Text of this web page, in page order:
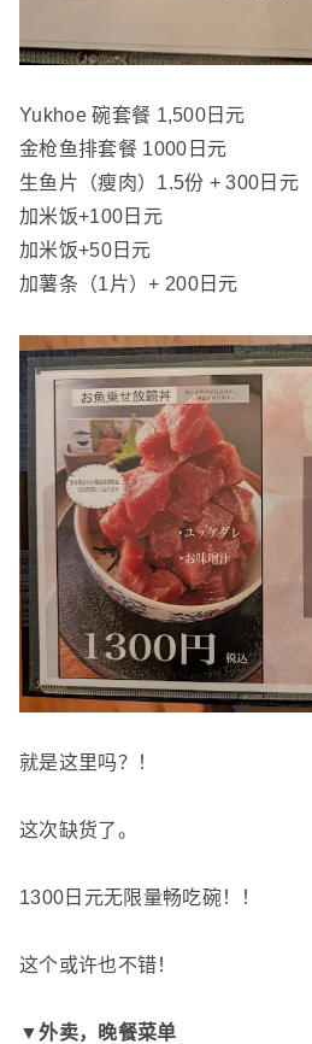
Yukhoe 碗套餐 1,500日元
金枪鱼排套餐 1000日元
生鱼片（瘦肉）1.5份 + 300日元
加米饭+100日元
加米饭+50日元
加薯条（1片）+ 200日元
就是这里吗？！
这次缺货了。
1300日元无限量畅吃碗！！
这个或许也不错！
▼外卖，晚餐菜单